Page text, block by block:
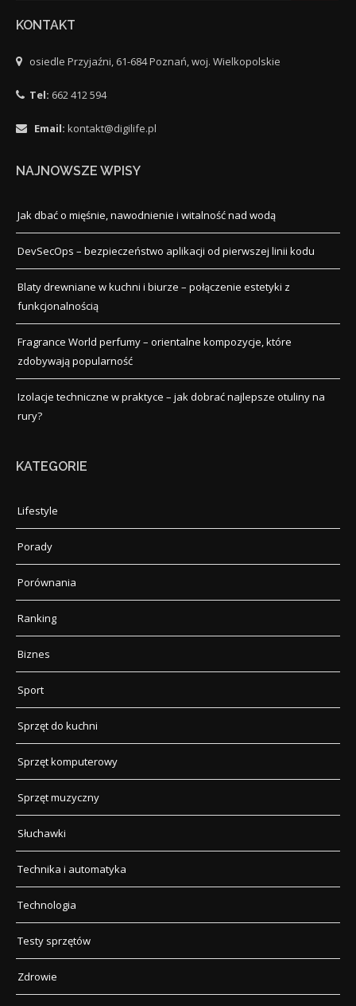
KONTAKT
osiedle Przyjaźni, 61-684 Poznań, woj. Wielkopolskie
Tel: 662 412 594
Email: kontakt@digilife.pl
NAJNOWSZE WPISY
Jak dbać o mięśnie, nawodnienie i witalność nad wodą
DevSecOps – bezpieczeństwo aplikacji od pierwszej linii kodu
Blaty drewniane w kuchni i biurze – połączenie estetyki z
funkcjonalnością
Fragrance World perfumy – orientalne kompozycje, które
zdobywają popularność
Izolacje techniczne w praktyce – jak dobrać najlepsze otuliny na
rury?
KATEGORIE
Lifestyle
Porady
Porównania
Ranking
Biznes
Sport
Sprzęt do kuchni
Sprzęt komputerowy
Sprzęt muzyczny
Słuchawki
Technika i automatyka
Technologia
Testy sprzętów
Zdrowie